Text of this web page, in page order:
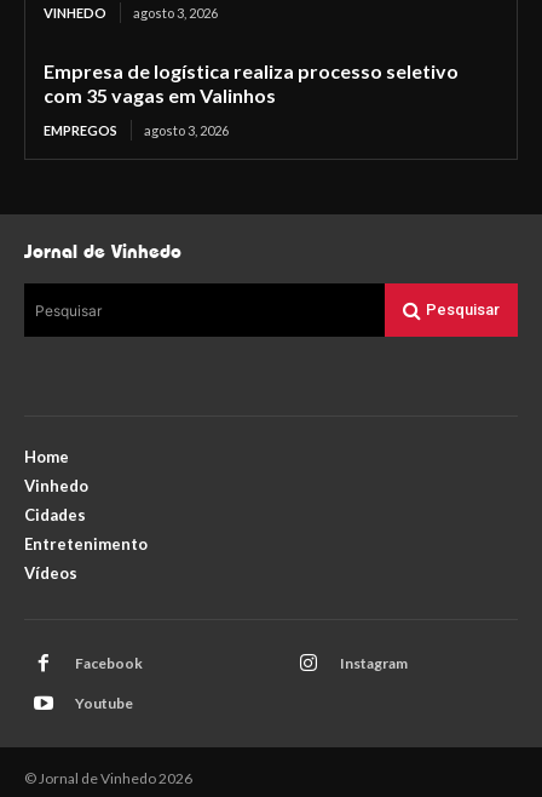
VINHEDO agosto 3, 2026
Empresa de logística realiza processo seletivo
com 35 vagas em Valinhos
EMPREGOS agosto 3, 2026
Jornal de Vinhedo
Pesquisar Pesquisar
Home
Vinhedo
Cidades
Entretenimento
Vídeos
Facebook Instagram
Youtube
© Jornal de Vinhedo 2026